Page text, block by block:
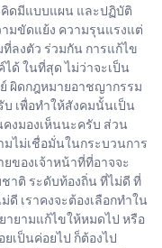
ดมีแบบแผน และปฏิบัติ
มขัดแย้ง ความรุนแรงแต่
ลงตัว ร่วมกัน การแก้ไข
ด้ ในที่สุด ไม่ว่าจะเป็น
ผิดกฎหมายอาชญากรรม
บ เพื่อทำให้สังคมนั้นเป็น
งมองเห็นนะครับ ส่วน
ไม่เชื่อมั่นในกระบวนการ
ของเจ้าหน้าที่ที่อาจจะ
าติ ระดับท้องถิ่น ที่ไม่ดี ที่
ดี เราคงจะต้องเลือกทำใน
ายามแก้ไขให้หมดไป หรือ
ยเป็นค่อยไป ก็ต้องไป